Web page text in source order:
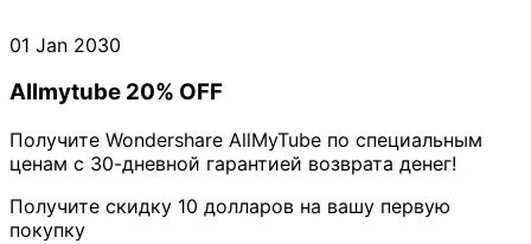
01 Jan 2030
Allmytube 20% OFF
Получите Wondershare AllMyTube по специальным
ценам с 30-дневной гарантией возврата денег!
Получите скидку 10 долларов на вашу первую
покупку